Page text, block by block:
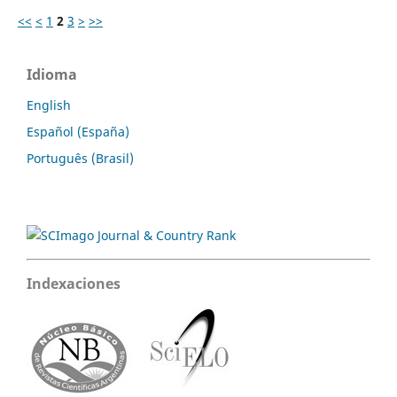
<< < 1 2 3 > >>
Idioma
English
Español (España)
Português (Brasil)
Indexaciones